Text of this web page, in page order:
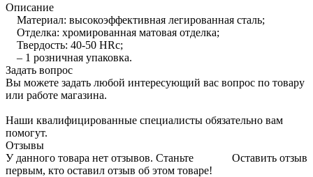
Описание
Материал: высокоэффективная легированная сталь;
Отделка: хромированная матовая отделка;
Твердость: 40-50 HRc;
– 1 розничная упаковка.
Задать вопрос
Вы можете задать любой интересующий вас вопрос по товару
или работе магазина.
Наши квалифицированные специалисты обязательно вам
помогут.
Отзывы
Оставить отзыв
У данного товара нет отзывов. Станьте
первым, кто оставил отзыв об этом товаре!